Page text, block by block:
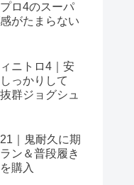
ロ4のスーパ
がたまらない
ニトロ4｜安
っかりして
群ジョグシュ
｜鬼耐久に期
ン＆普段履き
購入